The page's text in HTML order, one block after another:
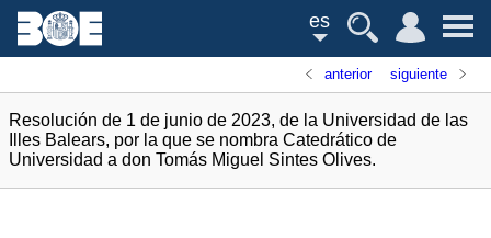
es
anterior siguiente
Resolución de 1 de junio de 2023, de la Universidad de las
Illes Balears, por la que se nombra Catedrático de
Universidad a don Tomás Miguel Sintes Olives.